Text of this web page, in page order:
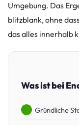
Umgebung. Das
blitzblank, ohne
das alles innerhalb
Was ist bei
Gründliche